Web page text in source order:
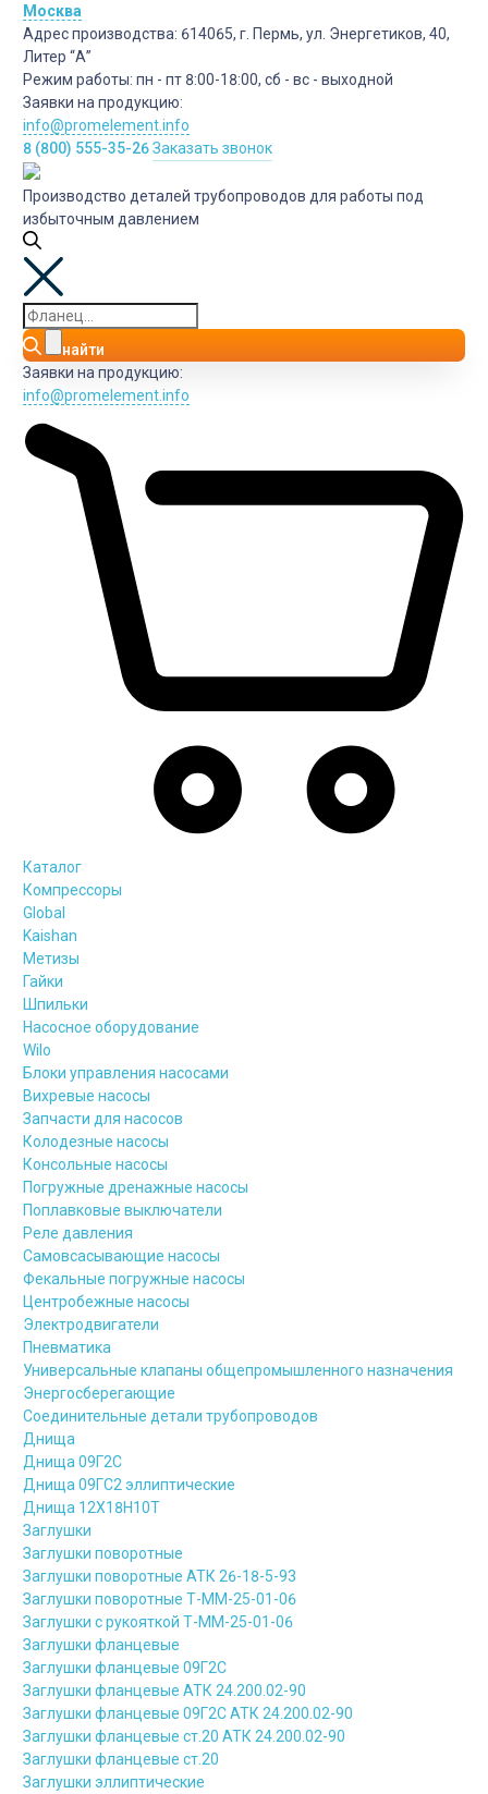
Москва
Адрес производства: 614065, г. Пермь, ул. Энергетиков, 40,
Литер “А”
Режим работы: пн - пт 8:00-18:00, сб - вс - выходной
Заявки на продукцию:
info@promelement.info
8 (800) 555-35-26Заказать звонок
Производство деталей трубопроводов для работы под
избыточным давлением
найти
Заявки на продукцию:
info@promelement.info
Каталог
Компрессоры
Global
Kaishan
Метизы
Гайки
Шпильки
Насосное оборудование
Wilo
Блоки управления насосами
Вихревые насосы
Запчасти для насосов
Колодезные насосы
Консольные насосы
Погружные дренажные насосы
Поплавковые выключатели
Реле давления
Самовсасывающие насосы
Фекальные погружные насосы
Центробежные насосы
Электродвигатели
Пневматика
Универсальные клапаны общепромышленного назначения
Энергосберегающие
Соединительные детали трубопроводов
Днища
Днища 09Г2С
Днища 09ГС2 эллиптические
Днища 12Х18Н10Т
Заглушки
Заглушки поворотные
Заглушки поворотные АТК 26-18-5-93
Заглушки поворотные Т-ММ-25-01-06
Заглушки с рукояткой Т-ММ-25-01-06
Заглушки фланцевые
Заглушки фланцевые 09Г2С
Заглушки фланцевые АТК 24.200.02-90
Заглушки фланцевые 09Г2С АТК 24.200.02-90
Заглушки фланцевые ст.20 АТК 24.200.02-90
Заглушки фланцевые ст.20
Заглушки эллиптические